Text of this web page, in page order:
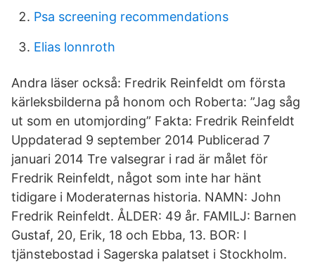
Psa screening recommendations
Elias lonnroth
Andra läser också: Fredrik Reinfeldt om första
kärleksbilderna på honom och Roberta: ”Jag såg
ut som en utomjording” Fakta: Fredrik Reinfeldt
Uppdaterad 9 september 2014 Publicerad 7
januari 2014 Tre valsegrar i rad är målet för
Fredrik Reinfeldt, något som inte har hänt
tidigare i Moderaternas historia. NAMN: John
Fredrik Reinfeldt. ÅLDER: 49 år. FAMILJ: Barnen
Gustaf, 20, Erik, 18 och Ebba, 13. BOR: I
tjänstebostad i Sagerska palatset i Stockholm.